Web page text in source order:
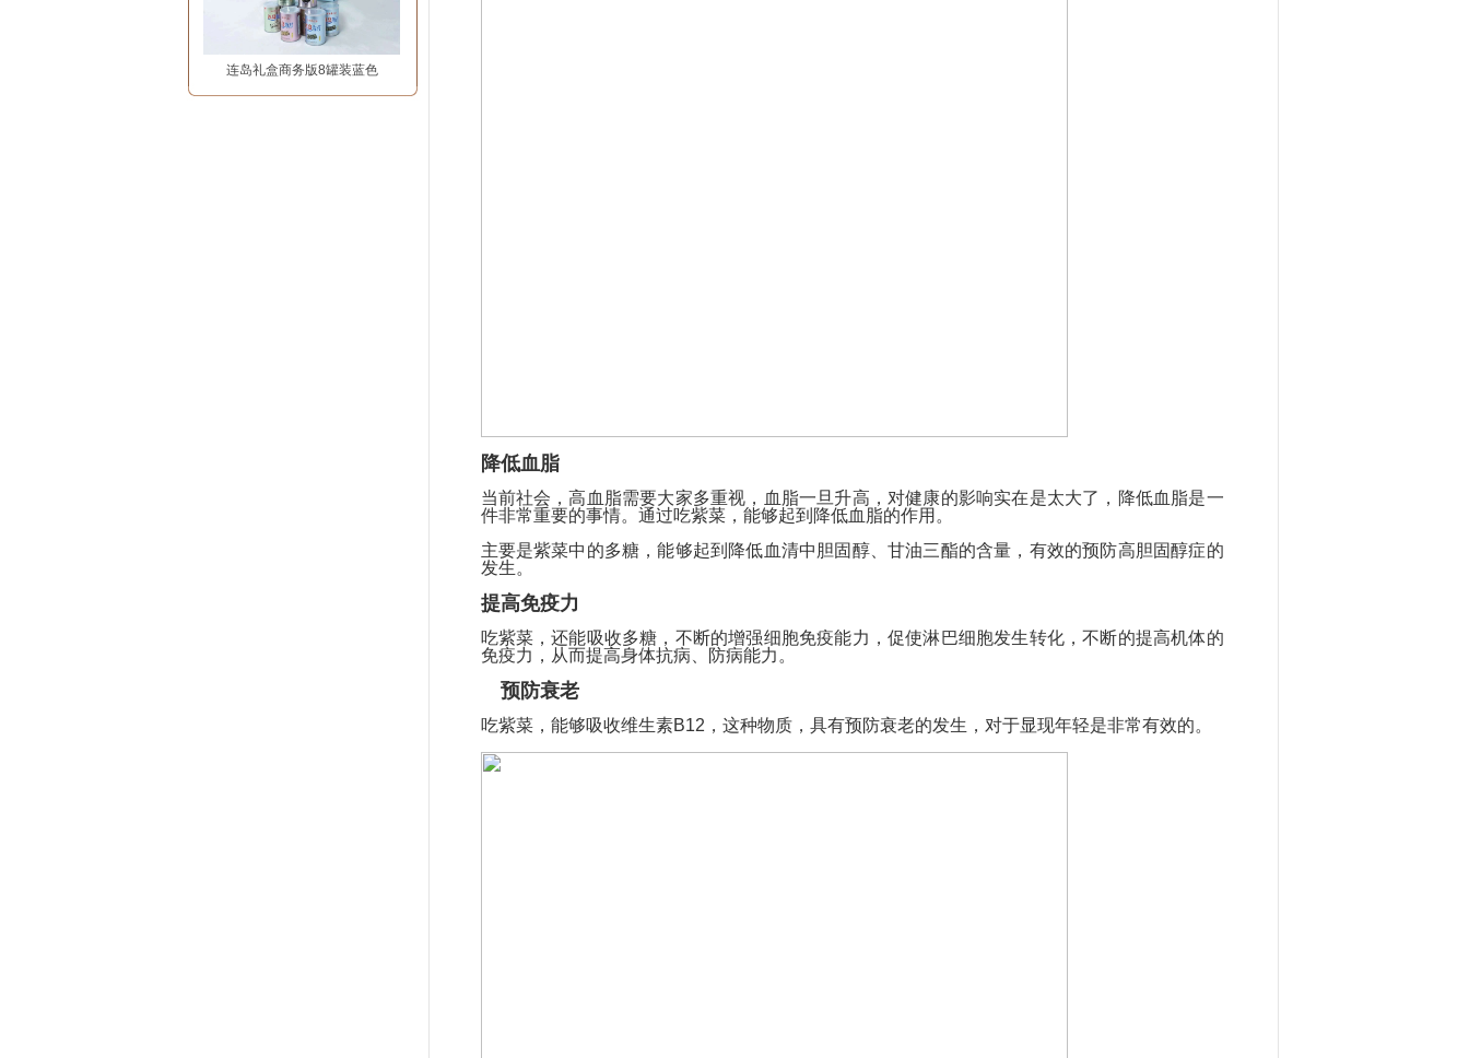
连岛礼盒商务版8罐装蓝色
降低血脂
当前社会，高血脂需要大家多重视，血脂一旦升高，对健康的影响实在是太大了，降低血脂是一
件非常重要的事情。通过吃紫菜，能够起到降低血脂的作用。
主要是紫菜中的多糖，能够起到降低血清中胆固醇、甘油三酯的含量，有效的预防高胆固醇症的
发生。
提高免疫力
吃紫菜，还能吸收多糖，不断的增强细胞免疫能力，促使淋巴细胞发生转化，不断的提高机体的
免疫力，从而提高身体抗病、防病能力。
预防衰老
吃紫菜，能够吸收维生素B12，这种物质，具有预防衰老的发生，对于显现年轻是非常有效的。